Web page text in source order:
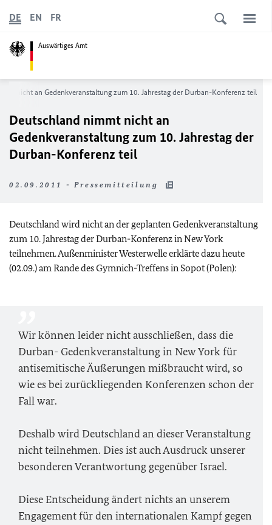
Auswärtiges Amt
DE EN FR
nicht an Gedenkveranstaltung zum 10. Jahrestag der Durban-Konferenz teil
Deutschland nimmt nicht an
Gedenkveranstaltung zum 10. Jahrestag der
Durban-Konferenz teil
02.09.2011 - Pressemitteilung
Deutschland wird nicht an der geplanten Gedenkveranstaltung
zum 10. Jahrestag der Durban-Konferenz in New York
teilnehmen. Außenminister Westerwelle erklärte dazu heute
(02.09.) am Rande des Gymnich-Treffens in Sopot (Polen):
Wir können leider nicht ausschließen, dass die
Durban- Gedenkveranstaltung in New York für
antisemitische Äußerungen mißbraucht wird, so
wie es bei zurückliegenden Konferenzen schon der
Fall war.
Deshalb wird Deutschland an dieser Veranstaltung
nicht teilnehmen. Dies ist auch Ausdruck unserer
besonderen Verantwortung gegenüber Israel.
Diese Entscheidung ändert nichts an unserem
Engagement für den internationalen Kampf gegen